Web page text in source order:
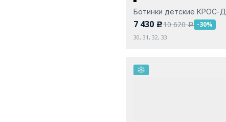
Ботинки детские КРОС-Д
7 430 c10 620a -30%
30, 31, 32, 33